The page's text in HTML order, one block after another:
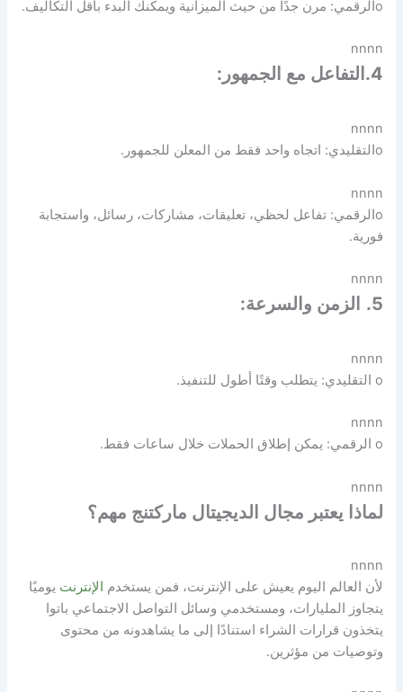
oالرقمي: مرن جدًا من حيث الميزانية ويمكنك البدء بأقل التكاليف.
nnnn
4.التفاعل مع الجمهور:
nnnn
oالتقليدي: اتجاه واحد فقط من المعلن للجمهور.
nnnn
oالرقمي: تفاعل لحظي، تعليقات، مشاركات، رسائل، واستجابة
فورية.
nnnn
5. الزمن والسرعة:
nnnn
o التقليدي: يتطلب وقتًا أطول للتنفيذ.
nnnn
o الرقمي: يمكن إطلاق الحملات خلال ساعات فقط.
nnnn
لماذا يعتبر مجال الديجيتال ماركتنج مهم؟
nnnn
لأن العالم اليوم يعيش على الإنترنت، فمن يستخدم الإنترنت يوميًا
يتجاوز المليارات، ومستخدمي وسائل التواصل الاجتماعي باتوا
يتخذون قرارات الشراء استنادًا إلى ما يشاهدونه من محتوى
وتوصيات من مؤثرين.